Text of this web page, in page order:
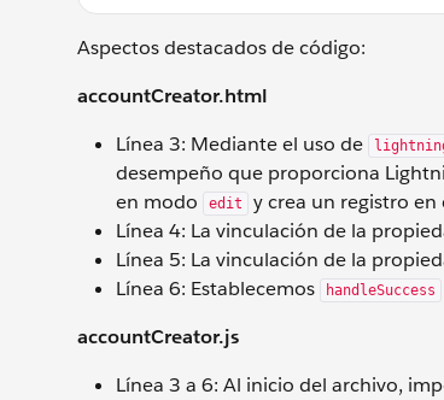
Aspectos destacados de código:
accountCreator.html
Línea 3: Mediante el uso de
desempeño que proporciona
en modo
edit
y crea un registro en
Línea 4: La vinculación de la
Línea 5: La vinculación de la
Línea 6: Establecemos
handleSuccess
accountCreator.js
Línea 3 a 6: Al inicio del archivo,